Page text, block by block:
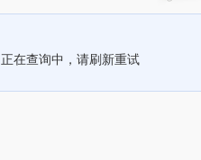
正在查询中，请刷新重试